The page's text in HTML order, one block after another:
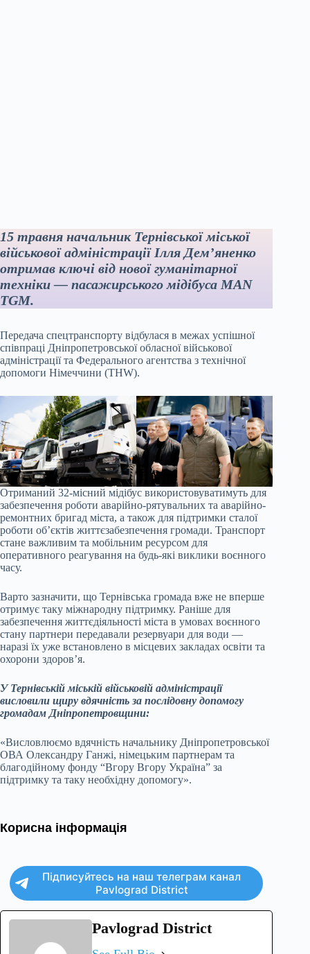
15 травня начальник Тернівської міської
військової адміністрації Ілля Дем’яненко
отримав ключі від нової гуманітарної
техніки — пасажирського мідібуса MAN
TGM.
Передача спецтранспорту відбулася в межах успішної
співпраці Дніпропетровської обласної військової
адміністрації та Федерального агентства з технічної
допомоги Німеччини (THW).
Отриманий 32-місний мідібус використовуватимуть для
забезпечення роботи аварійно-рятувальних та аварійно-
ремонтних бригад міста, а також для підтримки сталої
роботи об’єктів життєзабезпечення громади. Транспорт
стане важливим та мобільним ресурсом для
оперативного реагування на будь-які виклики воєнного
часу.
Варто зазначити, що Тернівська громада вже не вперше
отримує таку міжнародну підтримку. Раніше для
забезпечення життєдіяльності міста в умовах воєнного
стану партнери передавали резервуари для води —
наразі їх уже встановлено в місцевих закладах освіти та
охорони здоров’я.
У Тернівській міській військовій адміністрації
висловили щиру вдячність за послідовну допомогу
громадам Дніпропетровщини:
«Висловлюємо вдячність начальнику Дніпропетровської
ОВА Олександру Ганжі, німецьким партнерам та
благодійному фонду “Вгору Вгору Україна” за
підтримку та таку необхідну допомогу».
Корисна інформація
Підписуйтесь на наш телеграм канал
Pavlograd District
Pavlograd District